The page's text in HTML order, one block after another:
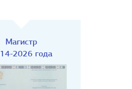
Магистр
2026 года